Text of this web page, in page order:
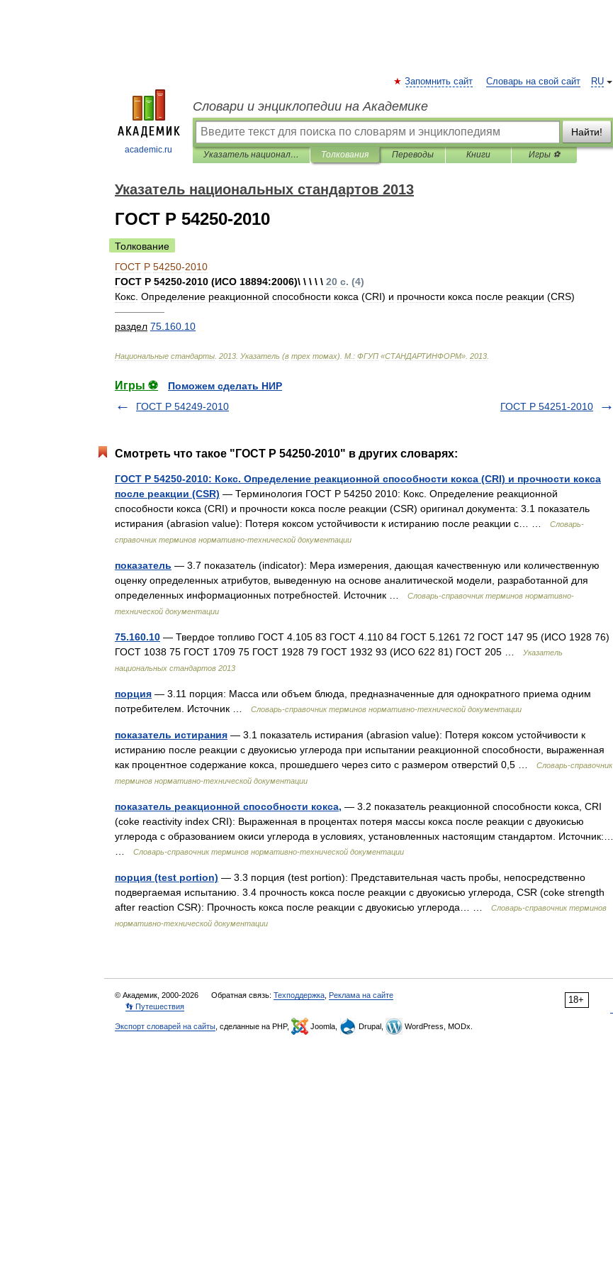
academic.ru
RU
Запомнить сайт Словарь на свой сайт
Словари и энциклопедии на Академике
Найти!
Указатель национальных стандартов 2013 Толкования Переводы Книги Игры ⚽
Указатель национальных стандартов 2013
ГОСТ Р 54250-2010
Толкование
ГОСТ Р 54250-2010
ГОСТ Р 54250-2010 (ИСО 18894:2006)\ \ \ \ \ 20 с. (4)
Кокс Определение реакционной способности кокса (CRI) и прочности кокса после реакции (CRS)
—————
раздел 75 160 10
Национальные стандарты 2013 Указатель (в трех томах). М : ФГУП «СТАНДАРТИНФОРМ» 2013
Игры ⚽
Поможем сделать НИР
ГОСТ Р 54249-2010
ГОСТ Р 54251-2010
Смотреть что такое "ГОСТ Р 54250-2010" в других словарях:
ГОСТ Р 54250-2010: Кокс. Определение реакционной способности кокса (CRI) и прочности кокса
после реакции (CSR) — Терминология ГОСТ Р 54250 2010: Кокс. Определение реакционной
способности кокса (CRI) и прочности кокса после реакции (CSR) оригинал документа: 3.1 показатель
истирания (abrasion value): Потеря коксом устойчивости к истиранию после реакции с… …
Словарь-
справочник терминов нормативно-технической документации
показатель — 3.7 показатель (indicator): Мера измерения, дающая качественную или количественную
оценку определенных атрибутов, выведенную на основе аналитической модели, разработанной для
определенных информационных потребностей. Источник …
Словарь-справочник терминов нормативно-
технической документации
75.160.10 — Твердое топливо ГОСТ 4.105 83 ГОСТ 4.110 84 ГОСТ 5.1261 72 ГОСТ 147 95 (ИСО 1928 76)
ГОСТ 1038 75 ГОСТ 1709 75 ГОСТ 1928 79 ГОСТ 1932 93 (ИСО 622 81) ГОСТ 205 …
Указатель
национальных стандартов 2013
порция — 3.11 порция: Масса или объем блюда, предназначенные для однократного приема одним
потребителем. Источник …
Словарь-справочник терминов нормативно-технической документации
показатель истирания — 3.1 показатель истирания (abrasion value): Потеря коксом устойчивости к
истиранию после реакции с двуокисью углерода при испытании реакционной способности, выраженная
как процентное содержание кокса, прошедшего через сито с размером отверстий 0,5 …
Словарь-справочник
терминов нормативно-технической документации
показатель реакционной способности кокса, — 3.2 показатель реакционной способности кокса, CRI
(coke reactivity index CRI): Выраженная в процентах потеря массы кокса после реакции с двуокисью
углерода с образованием окиси углерода в условиях, установленных настоящим стандартом. Источник:…
Словарь-справочник терминов нормативно-технической документации
порция (test portion) — 3.3 порция (test portion): Представительная часть пробы, непосредственно
подвергаемая испытанию. 3.4 прочность кокса после реакции с двуокисью углерода, CSR (coke strength
after reaction CSR): Прочность кокса после реакции с двуокисью углерода… …
Словарь-справочник терминов
нормативно-технической документации
18+
© Академик, 2000-2026 Обратная связь: Техподдержка Реклама на сайте
👣 Путешествия
Экспорт словарей на сайты , сделанные на PHP, Joomla, Drupal, WordPress, MODx.